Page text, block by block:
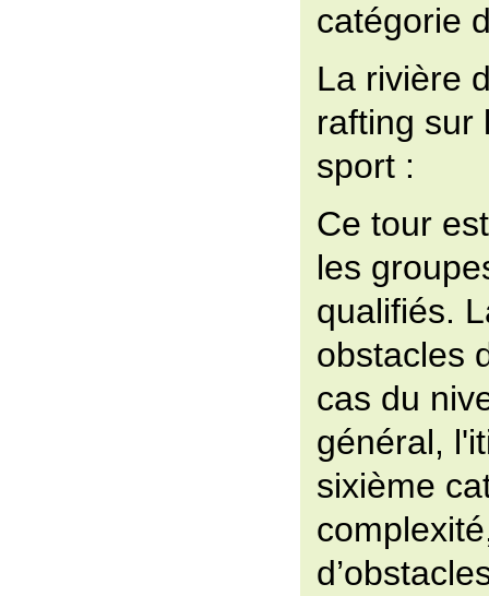
catégorie
La rivière
rafting sur
sport :
Ce tour
les
qualifiés.
obstacles
cas du
général,
sixième